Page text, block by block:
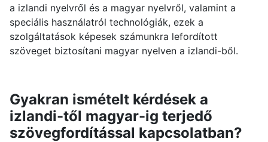
a izlandi nyelvről és a magyar nyelvről, valamint a
speciális használatról technológiák, ezek a
szolgáltatások képesek számunkra lefordított
szöveget biztosítani magyar nyelven a izlandi-ből.
Gyakran ismételt kérdések a
izlandi-től magyar-ig terjedő
szövegfordítással kapcsolatban?